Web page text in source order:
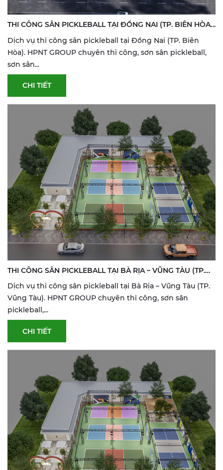
THI CÔNG SÂN PICKLEBALL TẠI ĐỒNG NAI (TP. BIÊN HÒA)
| SƠN & SỬA SÂN THỂ THAO
Dịch vụ thi công sân pickleball tại Đồng Nai (TP. Biên
Hòa). HPNT GROUP chuyên thi công, sơn sân pickleball,
sơn sân...
CHI TIẾT
THI CÔNG SÂN PICKLEBALL TẠI BÀ RỊA – VŨNG TÀU (TP.
VŨNG TÀU) | SƠN & SỬA SÂN THỂ THAO
Dịch vụ thi công sân pickleball tại Bà Rịa – Vũng Tàu (TP.
Vũng Tàu). HPNT GROUP chuyên thi công, sơn sân
pickleball,...
CHI TIẾT